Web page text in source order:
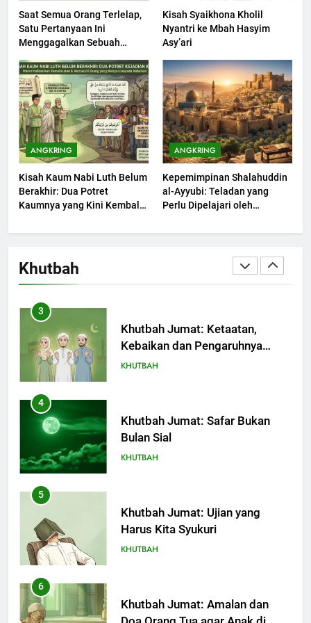
Saat Semua Orang Terlelap,
Satu Pertanyaan Ini
Menggagalkan Sebuah
Kisah Syaikhona Kholil
Nyantri ke Mbah Hasyim
Asy’ari
ANGKRING
Kisah Kaum Nabi Luth Belum
Berakhir: Dua Potret
Kaumnya yang Kini Kembali
ANGKRING
Kepemimpinan Shalahuddin
al-Ayyubi: Teladan yang
Perlu Dipelajari oleh
(2)
Khutbah
1
Dengki Tak Akan Pernah
Berjaya?
KHUTBAH
2
Khutbah Jumat: Melihat
Limpahan Nikmat Allah
KHUTBAH
Khutbah Jumat: Ketaatan,
Kebaikan dan Pengaruhnya
4
Khutbah Jumat: Safar Bukan
Bulan Sial
KHUTBAH
5
Khutbah Jumat: Ujian yang
Harus Kita Syukuri
KHUTBAH
6
Khutbah Jumat: Amalan dan
Doa Orang Tua agar Anak di
Pondok Pesantren Sukses Dunia
KHUTBAH
7
Khutbah Jumat: Refleksi dari